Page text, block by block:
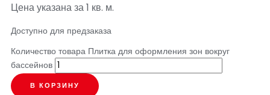
Цена указана за 1 кв. м.
Доступно для предзаказа
Количество товара Плитка для оформления зон вокруг
бассейнов
В КОРЗИНУ